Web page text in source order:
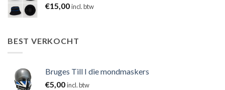
€15,00incl. btw
BEST VERKOCHT
Bruges Till I die mondmaskers
€5,00incl. btw